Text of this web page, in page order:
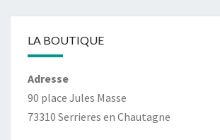
LA BOUTIQUE
Adresse
90 place Jules Masse
73310 Serrieres en Chautagne